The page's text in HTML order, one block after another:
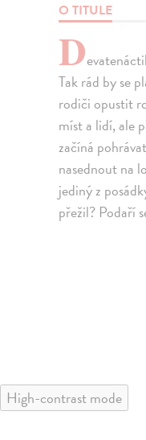
O TITULE
D
Tak rád by se
rodiči opustit
míst a lidí, ale
začíná
nasednout na
jediný z
přežil? Podaří
High-contrast mode